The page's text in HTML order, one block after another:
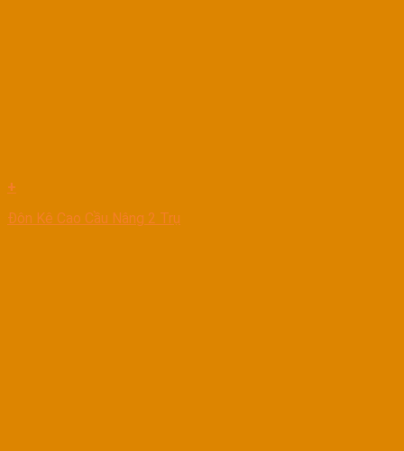
+
Đôn Kê Cao Cầu Nâng 2 Trụ